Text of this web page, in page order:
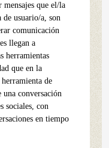
que el/la
de usuario/a, son
comunicación
llegan a
herramientas
que en la
de
una conversación
sociales, con
en tiempo